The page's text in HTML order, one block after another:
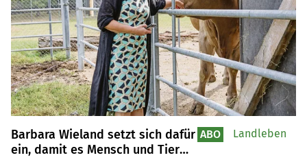
Barbara Wieland setzt sich dafür
ein, damit es Mensch und Tier
ABO Landleben